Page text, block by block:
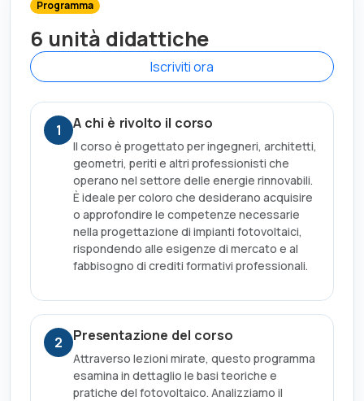
Programma
6 unità didattiche
Iscriviti ora
1 A chi è rivolto il corso
Il corso è progettato per ingegneri, architetti,
geometri, periti e altri professionisti che
operano nel settore delle energie rinnovabili.
È ideale per coloro che desiderano acquisire
o approfondire le competenze necessarie
nella progettazione di impianti fotovoltaici,
rispondendo alle esigenze di mercato e al
fabbisogno di crediti formativi professionali.
2 Presentazione del corso
Attraverso lezioni mirate, questo programma
esamina in dettaglio le basi teoriche e
pratiche del fotovoltaico. Analizziamo il